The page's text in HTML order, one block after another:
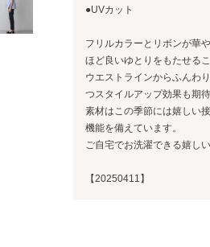
●UVカット
フリルカラーとリボンが華
ほど良いゆとりをもたせる
ウエストラインからふんわ
つスタイルアップ効果も期待
素材はこの季節には嬉しい
機能を備えています。
ご自宅でお洗濯できる嬉し
【20250411】